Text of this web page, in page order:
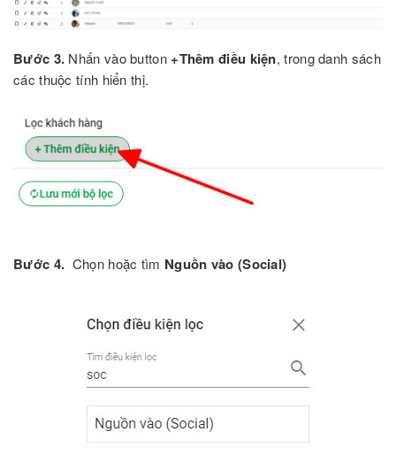
Bước 3. Nhấn vào button +Thêm điều kiện, trong danh sách
các thuộc tính hiển thị.
Bước 4. Chọn hoặc tìm Nguồn vào (Social)